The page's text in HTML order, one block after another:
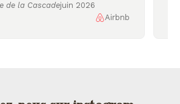
the nearby lakes
de la Cascadejuin 2026
Airbnb